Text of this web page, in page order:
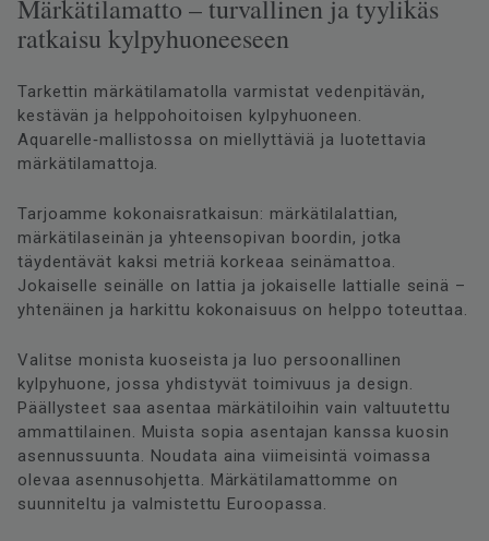
Märkätilamatto – turvallinen ja tyylikäs
ratkaisu kylpyhuoneeseen
Tarkettin märkätilamatolla varmistat vedenpitävän,
kestävän ja helppohoitoisen kylpyhuoneen.
Aquarelle‑mallistossa on miellyttäviä ja luotettavia
märkätilamattoja.
Tarjoamme kokonaisratkaisun: märkätilalattian,
märkätilaseinän ja yhteensopivan boordin, jotka
täydentävät kaksi metriä korkeaa seinämattoa.
Jokaiselle seinälle on lattia ja jokaiselle lattialle seinä –
yhtenäinen ja harkittu kokonaisuus on helppo toteuttaa.
Valitse monista kuoseista ja luo persoonallinen
kylpyhuone, jossa yhdistyvät toimivuus ja design.
Päällysteet saa asentaa märkätiloihin vain valtuutettu
ammattilainen. Muista sopia asentajan kanssa kuosin
asennussuunta. Noudata aina viimeisintä voimassa
olevaa asennusohjetta. Märkätilamattomme on
suunniteltu ja valmistettu Euroopassa.